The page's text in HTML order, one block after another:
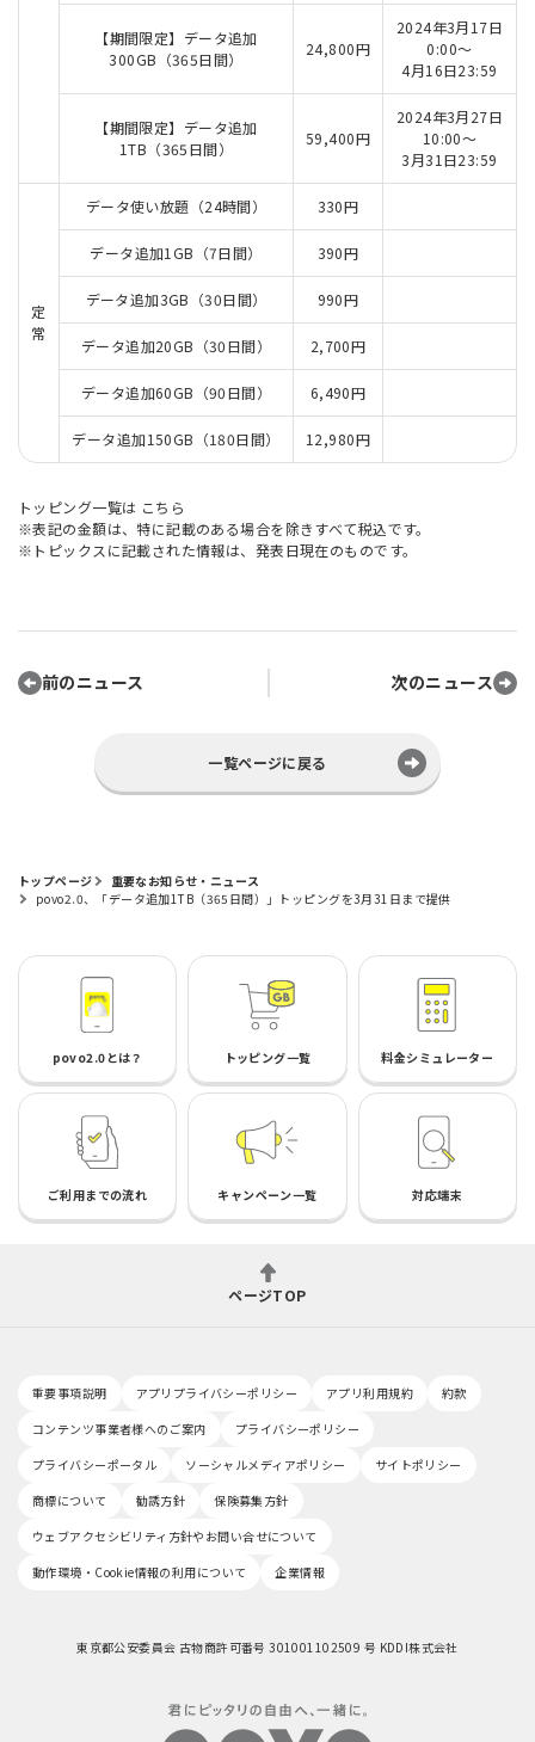
【期間限定】データ追加
300GB（365日間）
24,800円
2024年3月17日
0:00～
4月16日23:59
【期間限定】データ追加
1TB（365日間）
59,400円
2024年3月27日
10:00～
3月31日23:59
定
常
データ使い放題（24時間） 330円
データ追加1GB（7日間） 390円
データ追加3GB（30日間） 990円
データ追加20GB（30日間） 2,700円
データ追加60GB（90日間） 6,490円
データ追加150GB（180日間） 12,980円
トッピング一覧は こちら
※表記の金額は、特に記載のある場合を除きすべて税込です。
※トピックスに記載された情報は、発表日現在のものです。
前のニュース 次のニュース
一覧ページに戻る
トップページ
重要なお知らせ・ニュース
povo2.0、「データ追加1TB（365日間）」トッピングを3月31日まで提供
povo2.0とは？ トッピング一覧 料金シミュレーター
ご利用までの流れ キャンペーン一覧 対応端末
ページTOP
重要事項説明 アプリプライバシーポリシー アプリ利用規約
約款
コンテンツ事業者様へのご案内
プライバシーポリシー
プライバシーポータル
ソーシャルメディアポリシー
サイトポリシー
商標について
勧誘方針
保険募集方針
ウェブアクセシビリティ方針やお問い合せについて
動作環境・Cookie情報の利用について
企業情報
東京都公安委員会 古物商許可番号 301001102509 号 KDDI株式会社